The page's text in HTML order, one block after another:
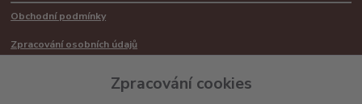
Obchodní podmínky
Zpracování osobních údajů
Zpracování cookies